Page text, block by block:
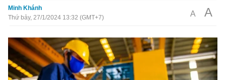
Minh Khánh
Thứ bảy, 27/1/2024 13:32 (GMT+7)
A A